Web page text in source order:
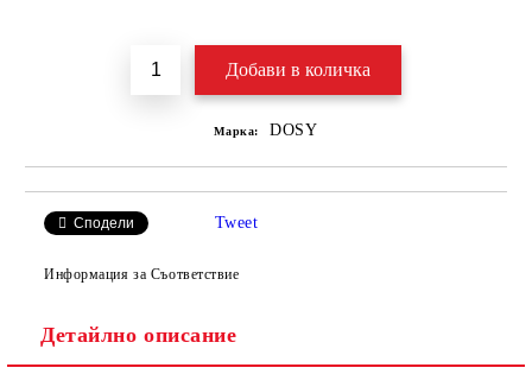
Марка: DOSY
Сподели Tweet
Информация за Съответствие
Детайлно описание